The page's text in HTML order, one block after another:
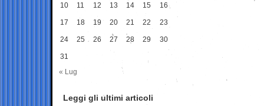
10 11 12 13 14 15 16
17 18 19 20 21 22 23
24 25 26 27 28 29 30
31
« Lug
Leggi gli ultimi articoli